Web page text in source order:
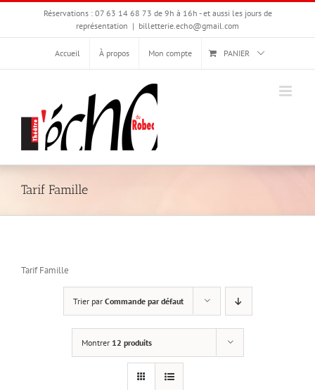
Passer
Réservations : 07 63 14 68 73 de 9h à 16h - et aussi les jours de
représentation | billetterie.echo@gmail.com
Accueil À propos Mon compte PANIER
Tarif Famille
Tarif Famille
Trier par Commande par défaut
Montrer 12 produits